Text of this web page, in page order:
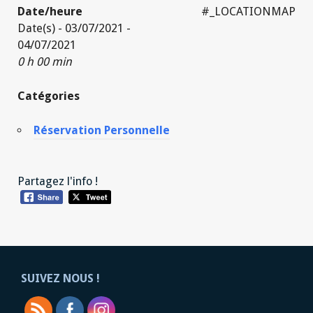
#_LOCATIONMAP
Date/heure
Date(s) - 03/07/2021 -
04/07/2021
0 h 00 min
Catégories
Réservation Personnelle
Partagez l'info !
SUIVEZ NOUS !